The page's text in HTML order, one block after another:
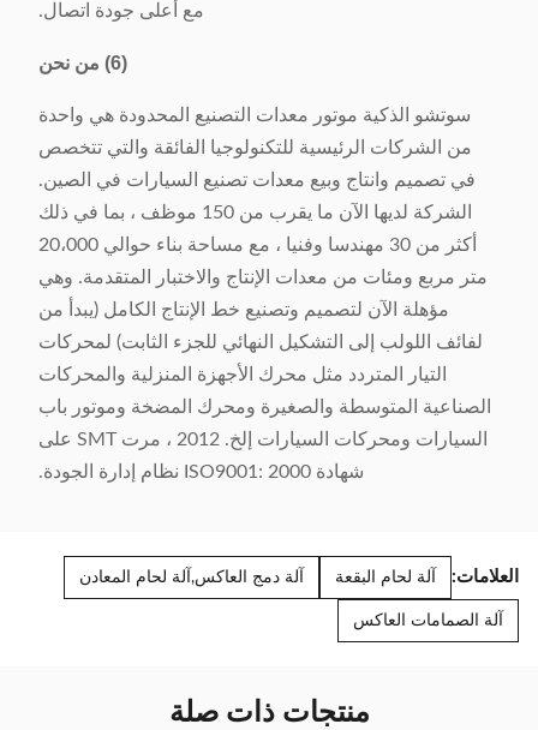
مع أعلى جودة اتصال.
(6) من نحن
سوتشو الذكية موتور معدات التصنيع المحدودة هي واحدة
من الشركات الرئيسية للتكنولوجيا الفائقة والتي تتخصص
في تصميم وانتاج وبيع معدات تصنيع السيارات في الصين.
الشركة لديها الآن ما يقرب من 150 موظف ، بما في ذلك
أكثر من 30 مهندسا وفنيا ، مع مساحة بناء حوالي 20،000
متر مربع ومئات من معدات الإنتاج والاختبار المتقدمة. وهي
مؤهلة الآن لتصميم وتصنيع خط الإنتاج الكامل (يبدأ من
لفائف اللولب إلى التشكيل النهائي للجزء الثابت) لمحركات
التيار المتردد مثل محرك الأجهزة المنزلية والمحركات
الصناعية المتوسطة والصغيرة ومحرك المضخة وموتور باب
السيارات ومحركات السيارات إلخ. 2012 ، مرت SMT على
شهادة ISO9001: 2000 نظام إدارة الجودة.
العلامات: آلة لحام البقعة آلة دمج العاكس,آلة لحام المعادن
آلة الصمامات العاكس
منتجات ذات صلة